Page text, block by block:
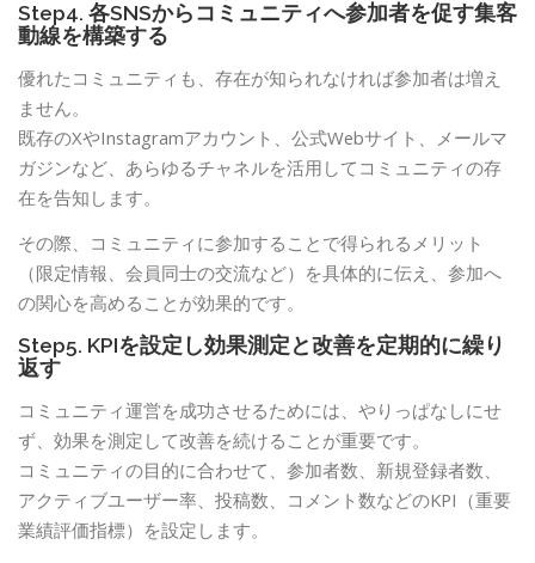
Step4. 各SNSからコミュニティへ参加者を促す集客
動線を構築する
優れたコミュニティも、存在が知られなければ参加者は増え
ません。
既存のXやInstagramアカウント、公式Webサイト、メールマ
ガジンなど、あらゆるチャネルを活用してコミュニティの存
在を告知します。
その際、コミュニティに参加することで得られるメリット
（限定情報、会員同士の交流など）を具体的に伝え、参加へ
の関心を高めることが効果的です。
Step5. KPIを設定し効果測定と改善を定期的に繰り
返す
コミュニティ運営を成功させるためには、やりっぱなしにせ
ず、効果を測定して改善を続けることが重要です。
コミュニティの目的に合わせて、参加者数、新規登録者数、
アクティブユーザー率、投稿数、コメント数などのKPI（重要
業績評価指標）を設定します。